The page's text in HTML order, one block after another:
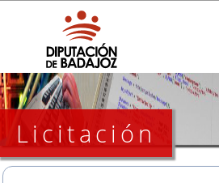
Licitación